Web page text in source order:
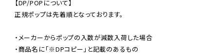
【DP/POPについて】
正規ポップは先着順となっております。
・メーカーからポップの入数が減数入荷した場合
・商品名に「※DPコピー」と記載のあるもの